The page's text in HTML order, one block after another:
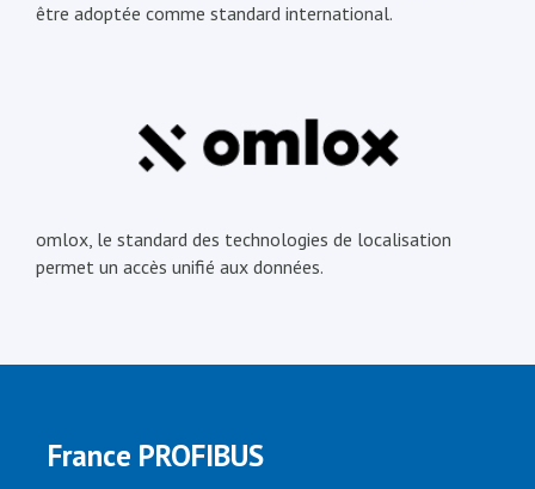
être adoptée comme standard international.
omlox, le standard des technologies de localisation
permet un accès unifié aux données.
France PROFIBUS